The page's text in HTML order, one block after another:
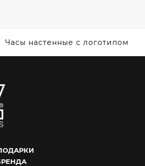
Часы настенные с логотипом